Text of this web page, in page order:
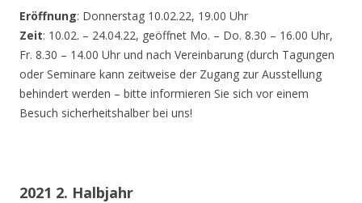
Eröffnung: Donnerstag 10.02.22, 19.00 Uhr
Zeit: 10.02. – 24.04.22, geöffnet Mo. – Do. 8.30 – 16.00 Uhr,
Fr. 8.30 – 14.00 Uhr und nach Vereinbarung (durch Tagungen
oder Seminare kann zeitweise der Zugang zur Ausstellung
behindert werden – bitte informieren Sie sich vor einem
Besuch sicherheitshalber bei uns!
2021 2. Halbjahr